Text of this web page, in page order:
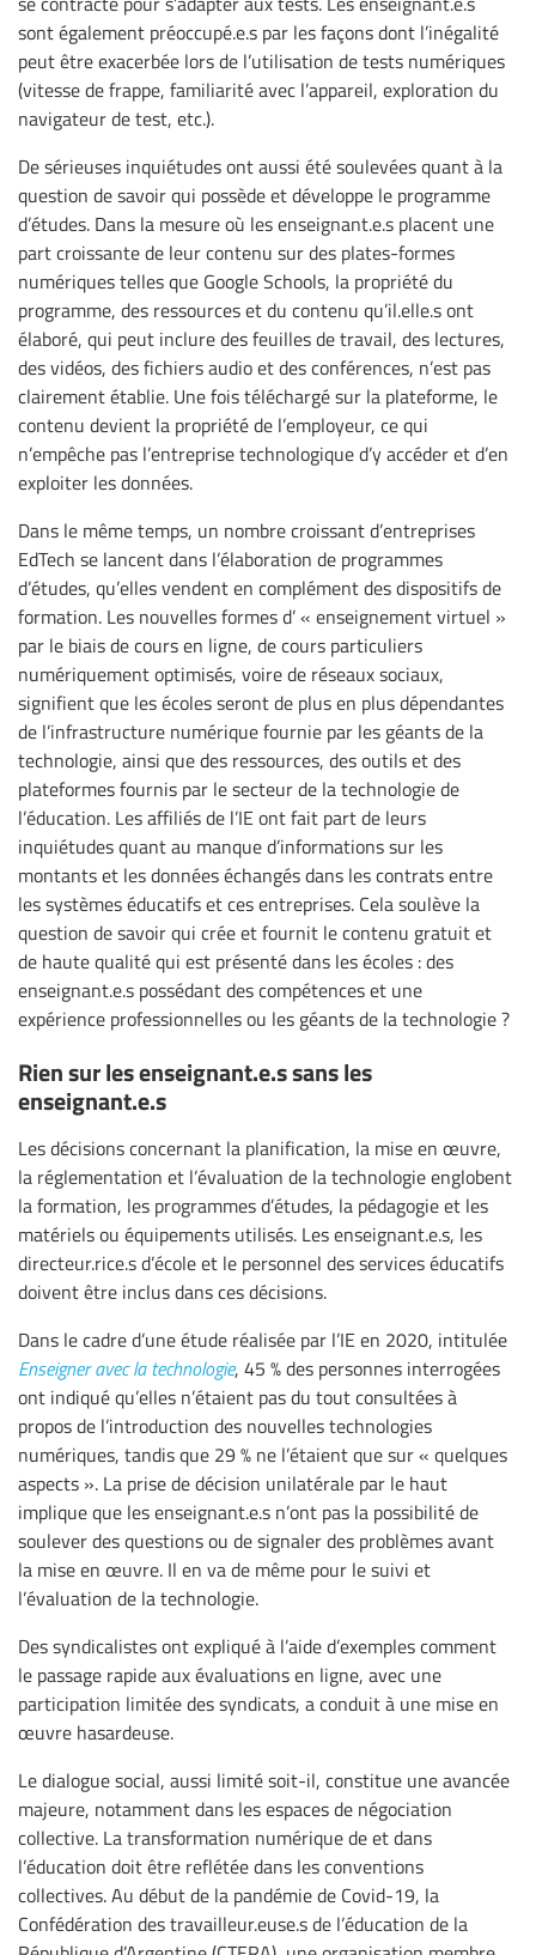
sont également préoccupé.e.s par les façons dont l’inégalité
peut être exacerbée lors de l’utilisation de tests numériques
(vitesse de frappe, familiarité avec l’appareil, exploration du
navigateur de test, etc.).
De sérieuses inquiétudes ont aussi été soulevées quant à la
question de savoir qui possède et développe le programme
d’études. Dans la mesure où les enseignant.e.s placent une
part croissante de leur contenu sur des plates-formes
numériques telles que Google Schools, la propriété du
programme, des ressources et du contenu qu’il.elle.s ont
élaboré, qui peut inclure des feuilles de travail, des lectures,
des vidéos, des fichiers audio et des conférences, n’est pas
clairement établie. Une fois téléchargé sur la plateforme, le
contenu devient la propriété de l’employeur, ce qui
n’empêche pas l’entreprise technologique d’y accéder et d’en
exploiter les données.
Dans le même temps, un nombre croissant d’entreprises
EdTech se lancent dans l’élaboration de programmes
d’études, qu’elles vendent en complément des dispositifs de
formation. Les nouvelles formes d’ « enseignement virtuel »
par le biais de cours en ligne, de cours particuliers
numériquement optimisés, voire de réseaux sociaux,
signifient que les écoles seront de plus en plus dépendantes
de l’infrastructure numérique fournie par les géants de la
technologie, ainsi que des ressources, des outils et des
plateformes fournis par le secteur de la technologie de
l’éducation. Les affiliés de l’IE ont fait part de leurs
inquiétudes quant au manque d’informations sur les
montants et les données échangés dans les contrats entre
les systèmes éducatifs et ces entreprises. Cela soulève la
question de savoir qui crée et fournit le contenu gratuit et
de haute qualité qui est présenté dans les écoles : des
enseignant.e.s possédant des compétences et une
expérience professionnelles ou les géants de la technologie ?
Rien sur les enseignant.e.s sans les
enseignant.e.s
Les décisions concernant la planification, la mise en œuvre,
la réglementation et l’évaluation de la technologie englobent
la formation, les programmes d’études, la pédagogie et les
matériels ou équipements utilisés. Les enseignant.e.s, les
directeur.rice.s d’école et le personnel des services éducatifs
doivent être inclus dans ces décisions.
Dans le cadre d’une étude réalisée par l’IE en 2020, intitulée
Enseigner avec la technologie, 45 % des personnes interrogées
ont indiqué qu’elles n’étaient pas du tout consultées à
propos de l’introduction des nouvelles technologies
numériques, tandis que 29 % ne l’étaient que sur « quelques
aspects ». La prise de décision unilatérale par le haut
implique que les enseignant.e.s n’ont pas la possibilité de
soulever des questions ou de signaler des problèmes avant
la mise en œuvre. Il en va de même pour le suivi et
l’évaluation de la technologie.
Des syndicalistes ont expliqué à l’aide d’exemples comment
le passage rapide aux évaluations en ligne, avec une
participation limitée des syndicats, a conduit à une mise en
œuvre hasardeuse.
Le dialogue social, aussi limité soit-il, constitue une avancée
majeure, notamment dans les espaces de négociation
collective. La transformation numérique de et dans
l’éducation doit être reflétée dans les conventions
collectives. Au début de la pandémie de Covid-19, la
Confédération des travailleur.euse.s de l’éducation de la